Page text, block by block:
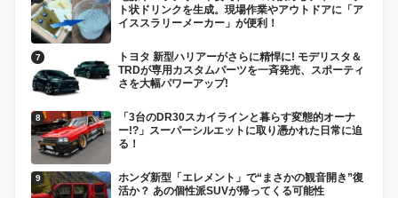
ト状ドリンクを生成。現場作業やアウトドアに「ア
イススラリーメーカー」が便利！
トヨタ 新型ハリアーがさらに精悍に! モデリスタ＆
TRDが専用カスタムパーツを一斉発売、スポーティ
さを大幅パワーアップ!
「3台のDR30スカイラインと暮らす変態的オーナ
ー!?」スーパーシルエットに取り憑かれた日常に迫
る！
ホンダ新型「エレメント」で“まさかの観音開き”復
活か？ あの個性派SUVが帰ってくる可能性